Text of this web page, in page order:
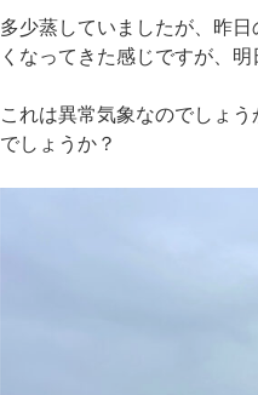
多少蒸していましたが、昨
くなってきた感じですが、
これは異常気象なのでしょ
でしょうか？